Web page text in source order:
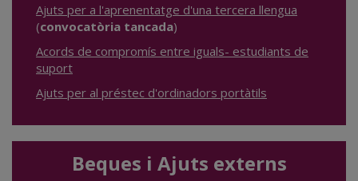
Ajuts per a l'aprenentatge d'una tercera llengua
(convocatòria tancada)
Acords de compromís entre iguals- estudiants de
suport
Ajuts per al préstec d'ordinadors portàtils
Beques i Ajuts externs